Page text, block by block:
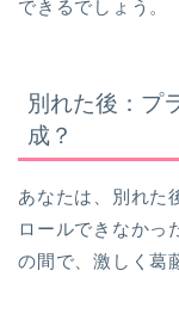
できるでしょう。
別れた後：プ
成？
あなたは、別れた
ロールできなかっ
の間で、激しく葛